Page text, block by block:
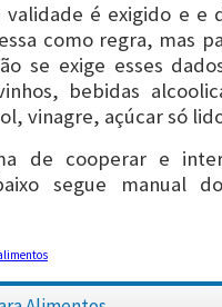
validade é exigido e e
como regra, mas
se exige esses
bebidas
vinagre, açúcar só
de cooperar e
segue manual